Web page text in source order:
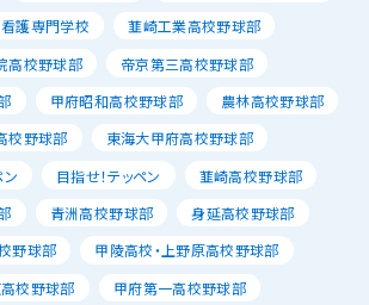
護専門学校
韮崎工業高校野球部
高校野球部
帝京第三高校野球部
甲府昭和高校野球部
農林高校野球部
校野球部
東海大甲府高校野球部
ン
目指せ！テッペン
韮崎高校野球部
青洲高校野球部
身延高校野球部
野球部
甲陵高校・上野原高校野球部
校野球部
甲府第一高校野球部